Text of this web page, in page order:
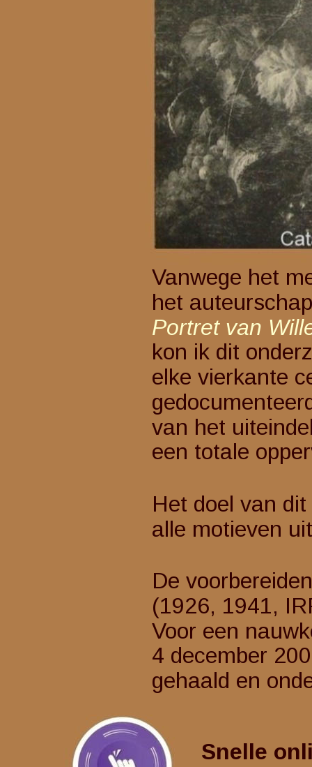
Vanwege
het
Portret van
kon ik dit
elke vierkante
van het
een totale
Het doel van
alle motieven
De
(1926, 1941,
Voor een
4 december
gehaald en
Snelle